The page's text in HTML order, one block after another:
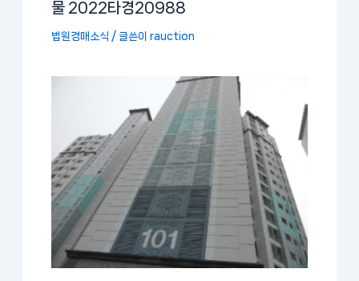
물 2022타경20988
법원경매소식 / 글쓴이rauction